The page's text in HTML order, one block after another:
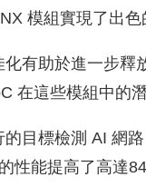
模組實現了出色
化有助於進一步釋
在這些模組中的潛
目標檢測 AI 網
性能提高了高達